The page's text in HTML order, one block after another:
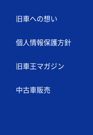
旧車への想い
個人情報保護方針
旧車王マガジン
中古車販売